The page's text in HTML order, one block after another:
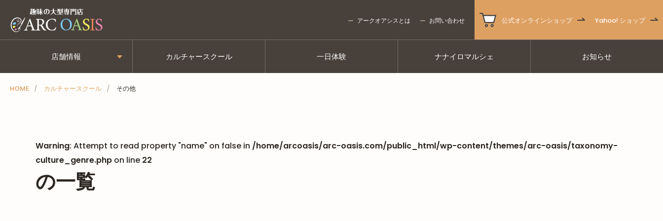
アークオアシスとは お問い合わせ 公式オンラインショップ Yahoo! ショップ
店舗情報 カルチャースクール 一日体験 ナナイロマルシェ お知らせ
HOME カルチャースクール その他
Warning: Attempt to read property "name" on false in /home/arcoasis/arc-oasis.com/public_html/wp-content/themes/arc-oasis/taxonomy-
culture_genre.php on line 22
の一覧